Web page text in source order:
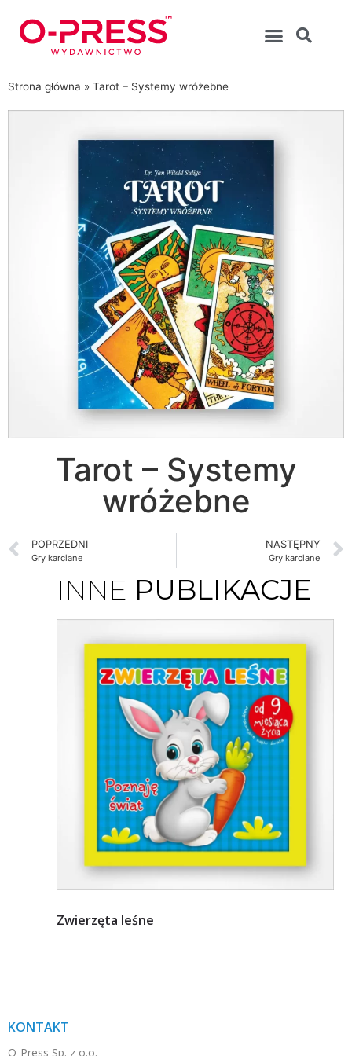
Strona główna » Tarot – Systemy wróżebne
Tarot – Systemy
wróżebne
POPRZEDNI
Gry karciane
NASTĘPNY
Gry karciane
INNE PUBLIKACJE
Zwierzęta leśne
KONTAKT
O-Press Sp. z o.o.